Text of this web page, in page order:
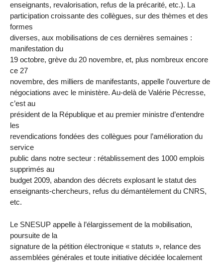
enseignants, revalorisation, refus de la précarité, etc.). La
participation croissante des collègues, sur des thèmes et des
formes
diverses, aux mobilisations de ces dernières semaines :
manifestation du
19 octobre, grève du 20 novembre, et, plus nombreux encore
ce 27
novembre, des milliers de manifestants, appelle l’ouverture de
négociations avec le ministère. Au-delà de Valérie Pécresse,
c’est au
président de la République et au premier ministre d’entendre
les
revendications fondées des collègues pour l’amélioration du
service
public dans notre secteur : rétablissement des 1000 emplois
supprimés au
budget 2009, abandon des décrets explosant le statut des
enseignants-chercheurs, refus du démantèlement du CNRS,
etc.
Le SNESUP appelle à l’élargissement de la mobilisation,
poursuite de la
signature de la pétition électronique « statuts », relance des
assemblées générales et toute initiative décidée localement